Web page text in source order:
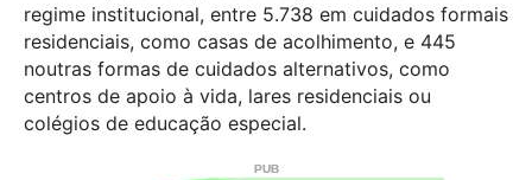
regime institucional, entre 5.738 em cuidados formais
residenciais, como casas de acolhimento, e 445
noutras formas de cuidados alternativos, como
centros de apoio à vida, lares residenciais ou
colégios de educação especial.